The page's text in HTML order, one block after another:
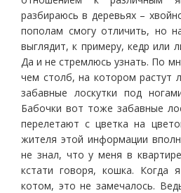
разбираюсь в деревьях –
пополам смогу отличить, но
выглядит, к примеру, кедр или
Да и не стремлюсь узнать. По
чем столб, на котором растут
забавные лоскутки под
Бабочки вот тоже забавные
перелетают с цветка на
жителя этой информации
не знал, что у меня в
кстати говоря, кошка.
котом, это не замечалось.